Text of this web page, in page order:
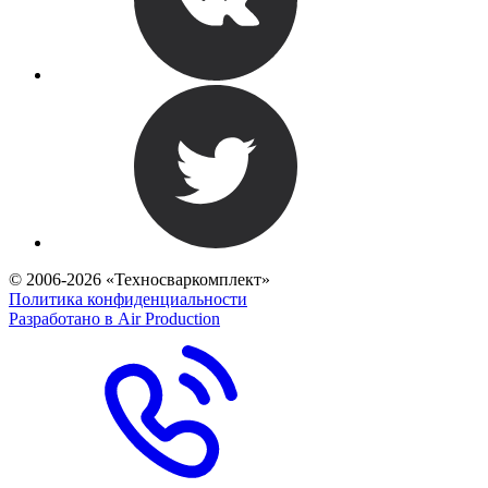
© 2006-2026 «Техносваркомплект»
Политика конфиденциальности
Разработано в Air Production